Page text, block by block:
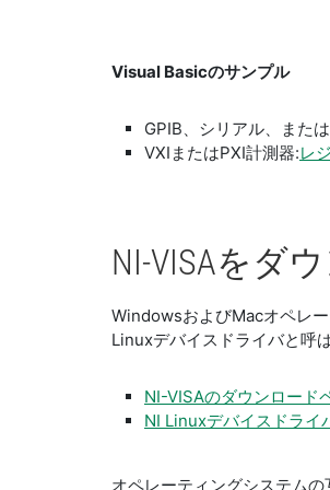
Visual Basicのサンプル
GPIB、シリアル、また
VXIまたはPXI計測器:レ
NI-VISAをダ
WindowsおよびMacオペレ
Linuxデバイスドライバと呼
NI-VISAのダウンロード
NI Linuxデバイスドライ
オペレーティングシステム